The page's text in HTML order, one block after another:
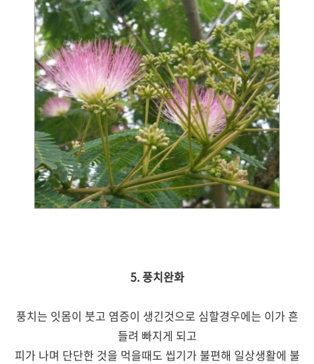
5. 풍치완화
풍치는 잇몸이 붓고 염증이 생긴것으로 심할경우에는 이가 흔
들려 빠지게 되고
피가 나며 단단한 것을 먹을때도 씹기가 불편해 일상생활에 불